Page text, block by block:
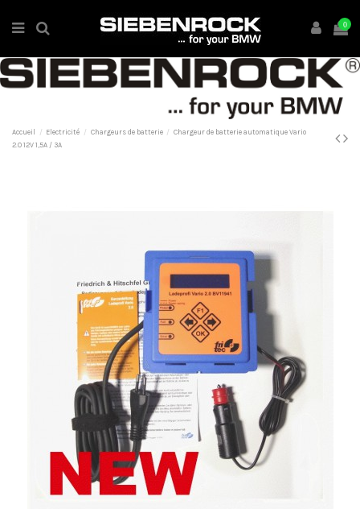
0
Accueil Electricité Chargeurs de batterie
Chargeur de batterie automatique Vario
2.0 12V 1,5A / 3A